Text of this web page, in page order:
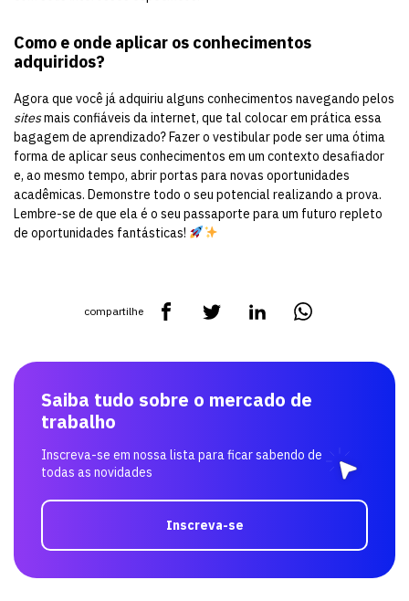
Como e onde aplicar os conhecimentos
adquiridos?
Agora que você já adquiriu alguns conhecimentos navegando pelos
sitesmais confiáveis da internet, que tal colocar em prática essa
bagagem de aprendizado? Fazer o vestibular pode ser uma ótima
forma de aplicar seus conhecimentos em um contexto desafiador
e, ao mesmo tempo, abrir portas para novas oportunidades
acadêmicas. Demonstre todo o seu potencial realizando a prova.
Lembre-se de que ela é o seu passaporte para um futuro repleto
de oportunidades fantásticas!
compartilhe
Saiba tudo sobre o mercado de
trabalho
Inscreva-se em nossa lista para ficar sabendo de
todas as novidades
Inscreva-se